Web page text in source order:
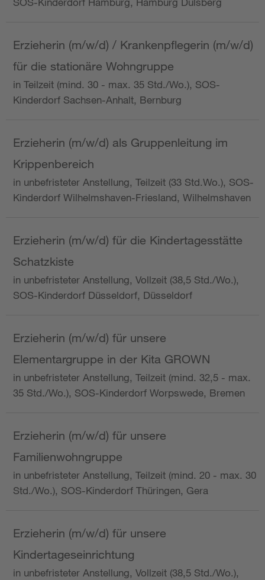
Erzieherin (m/w/d) / Krankenpflegerin (m/w/d)
für die stationäre Wohngruppe
in Teilzeit (mind. 30 - max. 35 Std./Wo.), SOS-
Kinderdorf Sachsen-Anhalt, Bernburg
Erzieherin (m/w/d) als Gruppenleitung im
Krippenbereich
in unbefristeter Anstellung, Teilzeit (33 Std.Wo.), SOS-
Kinderdorf Wilhelmshaven-Friesland, Wilhelmshaven
Erzieherin (m/w/d) für die Kindertagesstätte
Schatzkiste
in unbefristeter Anstellung, Vollzeit (38,5 Std./Wo.),
SOS-Kinderdorf Düsseldorf, Düsseldorf
Erzieherin (m/w/d) für unsere
Elementargruppe in der Kita GROWN
in unbefristeter Anstellung, Teilzeit (mind. 32,5 - max.
35 Std./Wo.), SOS-Kinderdorf Worpswede, Bremen
Erzieherin (m/w/d) für unsere
Familienwohngruppe
in unbefristeter Anstellung, Teilzeit (mind. 20 - max. 30
Std./Wo.), SOS-Kinderdorf Thüringen, Gera
Erzieherin (m/w/d) für unsere
Kindertageseinrichtung
in unbefristeter Anstellung, Vollzeit (38,5 Std./Wo.),